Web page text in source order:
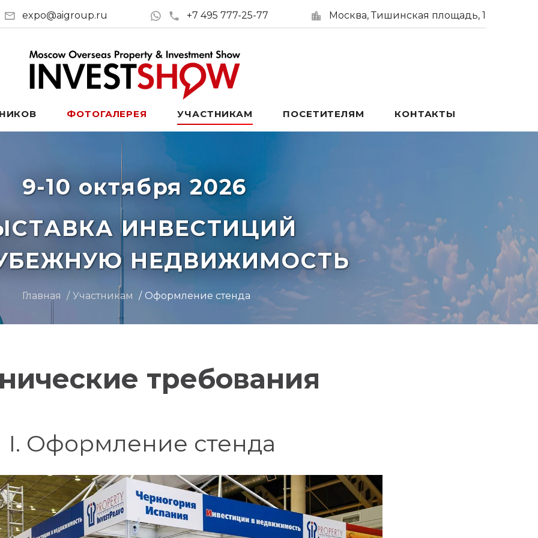
expo@aigroup.ru +7 495 777-25-77 Москва, Тишинская площадь, 1
ФОТОГАЛЕРЕЯ УЧАСТНИКАМ ПОСЕТИТЕЛЯМ КОНТАКТЫ
9-10 октября 2026
ИНВЕСТИЦИЙ
НЕДВИЖИМОСТЬ
Главная Участникам Оформление стенда
требования
I. Оформление стенда